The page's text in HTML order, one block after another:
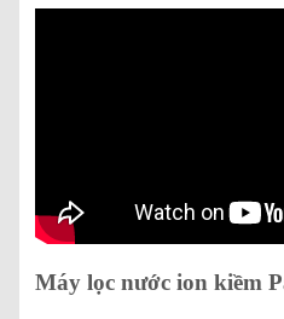
Máy lọc nước ion kiềm